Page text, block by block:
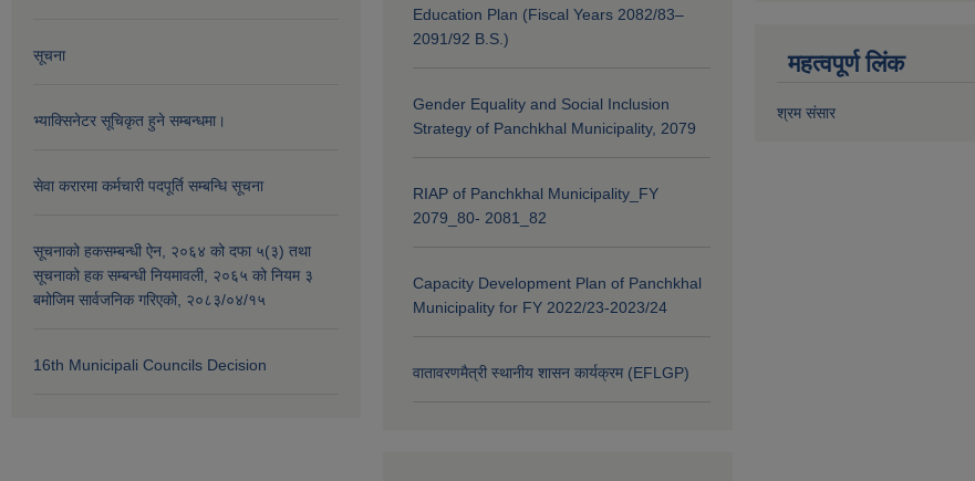
सूचना
भ्याक्सिनेटर सूचिकृत हुने सम्बन्धमा।
सेवा करारमा कर्मचारी पदपूर्ति सम्बन्धि सूचना
सूचनाको हकसम्बन्धी ऐन, २०६४ को दफा ५(३) तथा
सूचनाको हक सम्बन्धी नियमावली, २०६५ को नियम ३
बमोजिम सार्वजनिक गरिएको, २०८३/०४/१५
16th Municipali Councils Decision
Education Plan (Fiscal Years 2082/83–
2091/92 B.S.)
Gender Equality and Social Inclusion
Strategy of Panchkhal Municipality, 2079
RIAP of Panchkhal Municipality_FY
2079_80- 2081_82
Capacity Development Plan of Panchkhal
Municipality for FY 2022/23-2023/24
वातावरणमैत्री स्थानीय शासन कार्यक्रम (EFLGP)
महत्वपूर्ण लिंक
श्रम संसार